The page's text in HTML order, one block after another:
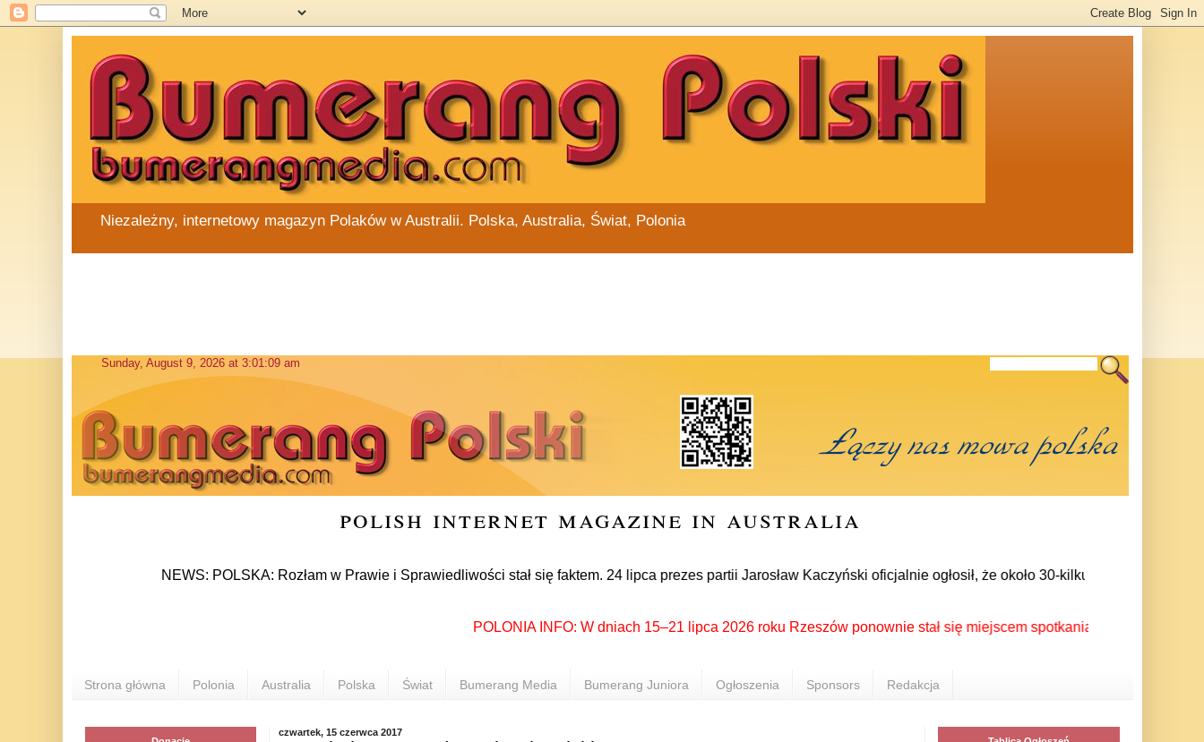
Niezależny, internetowy magazyn Polaków w Australii. Polska, Australia, Świat, Polonia
polish internet magazine in australia
NEWS: POLSKA: Rozłam w Prawie i Sprawiedliwości stał się faktem. 24 lipca prezes partii Jarosław Kaczyński oficjalnie ogłosił, że około 30-kilku posłów
POLONIA INFO: W dniach 15–21 lipca 2026 roku Rzeszów ponownie stał się miejscem spotkania Polonii z
Strona główna Polonia Australia Polska Świat Bumerang Media Bumerang Juniora Ogłoszenia Sponsors Redakcja
czwartek, 15 czerwca 2017